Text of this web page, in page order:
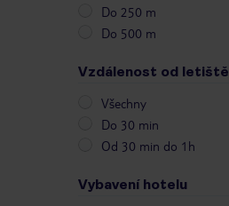
Do 250 m
Do 500 m
Vzdálenost od letiště
Všechny
Do 30 min
Od 30 min do 1h
Vybavení hotelu